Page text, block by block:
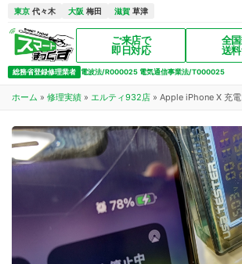
東京 代々木 大阪 梅田 滋賀 草津
ご来店で
即日対応
全
送
総務省登録修理業者 電波法/R000025 電気通信事業法/T000025
ホーム » 修理実績 » エルティ932店 » Apple iPhone X 充